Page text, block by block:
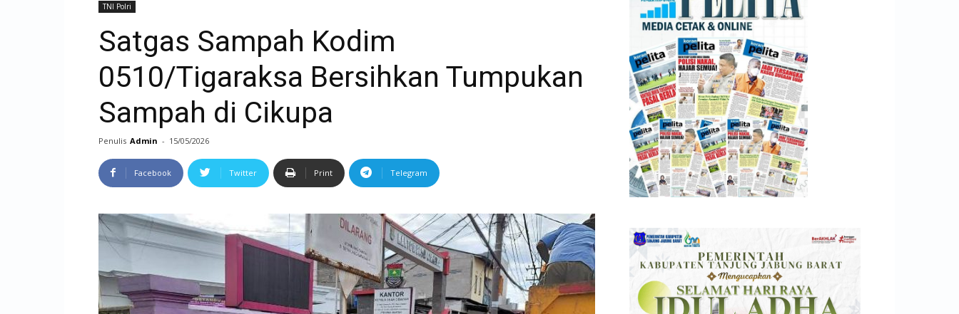
TNI Polri
Satgas Sampah Kodim
0510/Tigaraksa Bersihkan Tumpukan
Sampah di Cikupa
Penulis Admin - 15/05/2026
Facebook Twitter Print Telegram